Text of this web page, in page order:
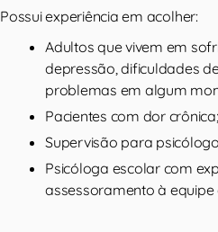
Possui experiência em acolher:
Adultos que vivem em
depressão, dificuldades
problemas em algum
Pacientes com dor crônica;
Supervisão para
Psicóloga escolar com
assessoramento à equipe